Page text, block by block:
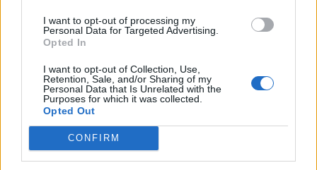
I want to opt-out of processing my
Personal Data for Targeted Advertising.
Opted In
I want to opt-out of Collection, Use,
Retention, Sale, and/or Sharing of my
Personal Data that Is Unrelated with the
Purposes for which it was collected.
Opted Out
CONFIRM
Καθώς η Δανία προετοιμάζεται για ένα πιο
αβέβαιο μέλλον, εντείνει τις προσπάθειές της
πληθυσμό έξι εκατομμυρίων, αυτή τη στιγμή
διαθέτει περίπου 16.600 ένοπλους
υπαλλήλους στον στρατό και στις υπηρεσίες
έκτακτης ανάγκης.
Η Δανία ανακοίνωσε τον Ιανουάριο ότι θα